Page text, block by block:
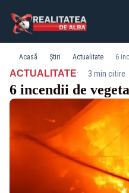
Acasă Știri Actualitate 6
ACTUALITATE· 3 min citire
6 incendii de